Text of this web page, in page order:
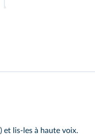
) et lis‑les à haute voix.